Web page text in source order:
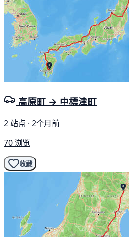
高原町 → 中標津町
2 站点 · 2个月前
70 浏览
收藏